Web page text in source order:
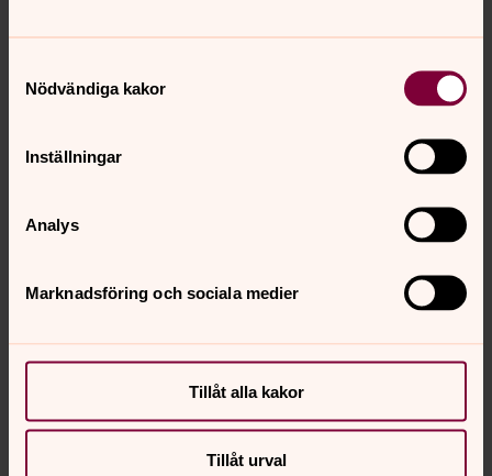
Nödvändiga kakor
Inställningar
Analys
Marknadsföring och sociala medier
Tillåt alla kakor
Tillåt urval
Hitta till Malma kyrka
(öppnas i nytt
Senast ändrad 7 mars 2022
Synpunkter eller frågor på sidans
innehåll?
kopingsbygden.forsamling@svenskakyrkan.se